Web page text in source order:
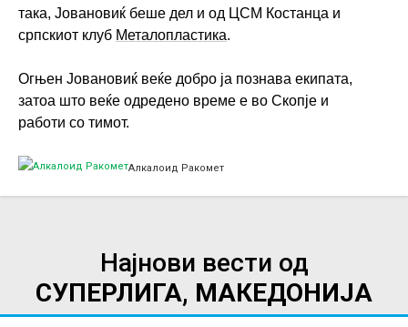
така, Јовановиќ беше дел и од ЦСМ Костанца и
српскиот клуб Металопластика.
Огњен Јовановиќ веќе добро ја познава екипата,
затоа што веќе одредено време е во Скопје и
работи со тимот.
Алкалоид Ракомет
Најнови вести од
СУПЕРЛИГА, МАКЕДОНИЈА